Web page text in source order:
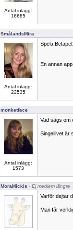
Antal inlägg:
16685
SmålandsMira
Antal inlägg:
22535
Spela
En annan app
monketface
Antal inlägg:
1573
Vad sägs om
Singellivet är
MoraMickis - Ej medlem längre
Varför dejtar
Man får